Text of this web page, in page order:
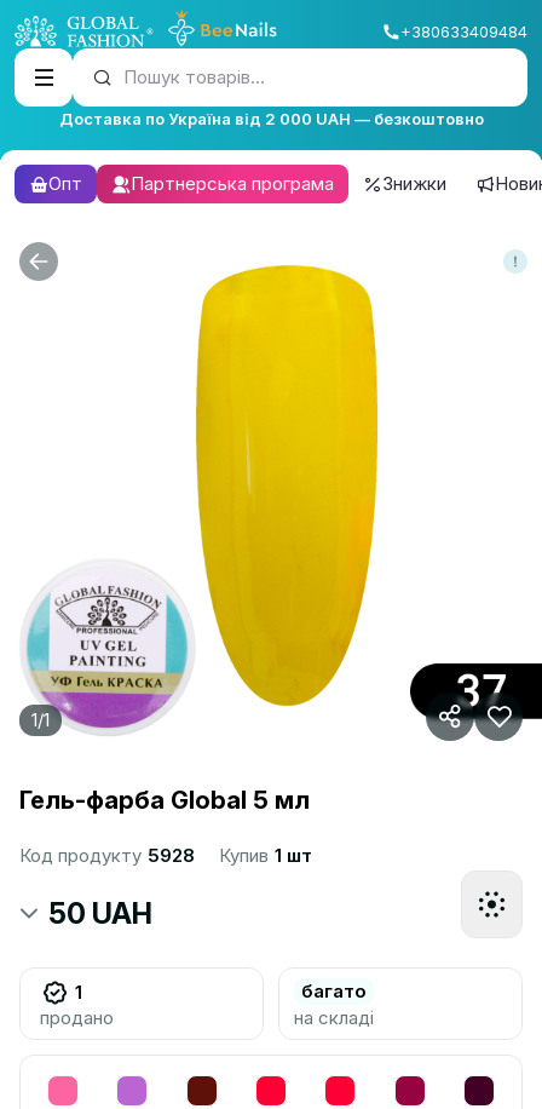
+380633409484
Пошук товарів...
Доставка по Україна від 2 000 UAH — безкоштовно
Опт Партнерська програма Знижки
1/1
Гель-фарба Global 5 мл
Код продукту 5928 Купив 1 шт
50 UAH
1
продано
багато
на складі